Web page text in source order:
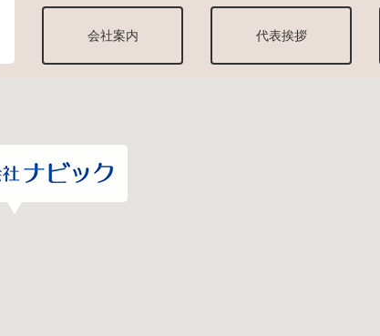
会社案内 代表挨拶